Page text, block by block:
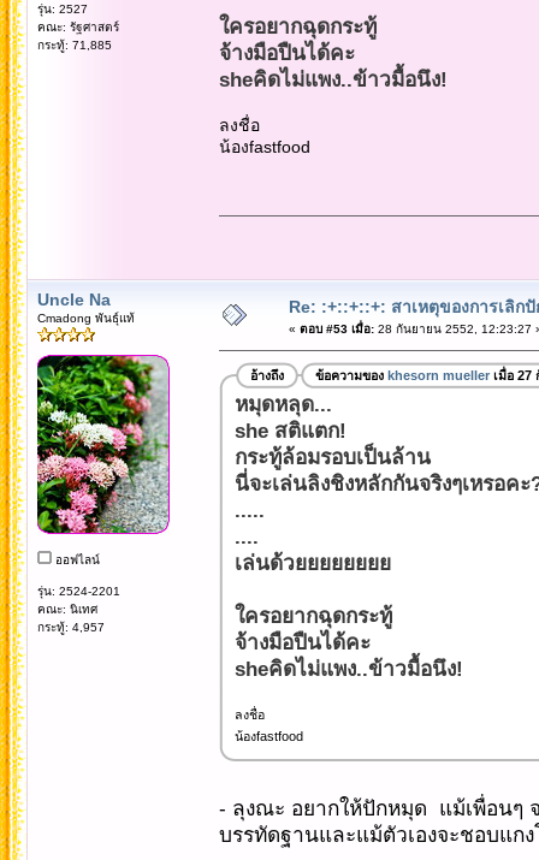
รุ่น: 2527
คณะ: รัฐศาสตร์
กระทู้: 71,885
ใครอยากฉุดกระทู้
จ้างมือปืนได้คะ
sheคิดไม่แพง..ข้าวมื้อนึง!
ลงชื่อ
น้องfastfood
Uncle Na
Cmadong พันธุ์แท้
ออฟไลน์
รุ่น: 2524-2201
คณะ: นิเทศ
กระทู้: 4,957
Re: :+::+::+: สาเหตุของการเลิก
« ตอบ #53 เมื่อ:28 กันยายน 2552, 12:23:27
อ้างถึง ข้อความของ khesorn muellerเมื่อ 27
หมุดหลุด...
she สติแตก!
กระทู้ล้อมรอบเป็นล้าน
นี่จะเล่นลิงชิงหลักกันจริงๆเหรอคะ
.....
....
เล่นด้วยยยยยยยย
ใครอยากฉุดกระทู้
จ้างมือปืนได้คะ
sheคิดไม่แพง..ข้าวมื้อนึง!
ลงชื่อ
น้องfastfood
- ลุงณะ อยากให้ปักหมุด แม้เพื่อนๆ
บรรทัดฐานและแม้ตัวเองจะชอบแกง